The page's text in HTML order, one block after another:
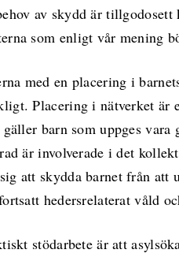
av skydd är tillgodosett
som enligt vår mening
med en placering i
Placering i nätverket
barn som uppges
är involverade i det
att skydda barnet från att
hedersrelaterat våld
stödarbete är att